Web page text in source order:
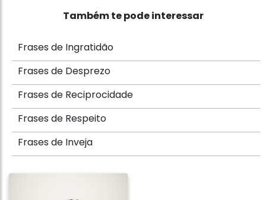
Também te pode interessar
Frases de Ingratidão
Frases de Desprezo
Frases de Reciprocidade
Frases de Respeito
Frases de Inveja